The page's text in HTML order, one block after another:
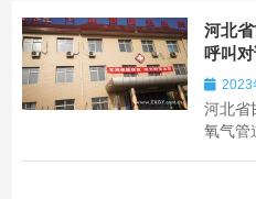
河北
呼叫
2023
河北省
氧气管